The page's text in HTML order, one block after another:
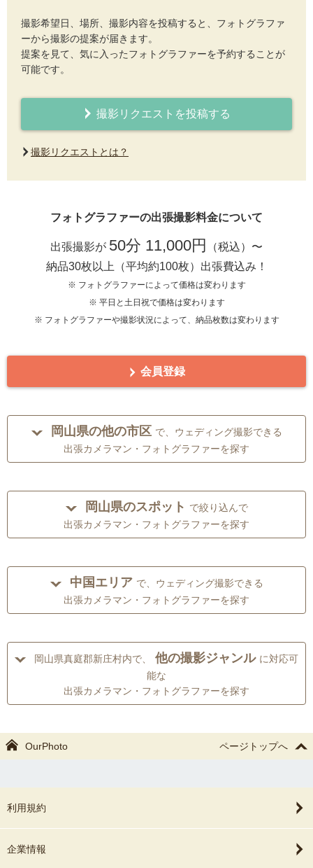
撮影希望日、場所、撮影内容を投稿すると、フォトグラファ
ーから撮影の提案が届きます。
提案を見て、気に入ったフォトグラファーを予約することが
可能です。
撮影リクエストを投稿する
撮影リクエストとは？
フォトグラファーの出張撮影料金について
出張撮影が 50分 11,000円
（税込）〜
納品30枚以上（平均約100枚）出張費込み！
※ フォトグラファーによって価格は変わります
※ 平日と土日祝で価格は変わります
※ フォトグラファーや撮影状況によって、納品枚数は変わります
会員登録
岡山県の他の市区 で、ウェディング撮影できる
出張カメラマン・フォトグラファーを探す
岡山県のスポット で絞り込んで
出張カメラマン・フォトグラファーを探す
中国エリア で、ウェディング撮影できる
出張カメラマン・フォトグラファーを探す
岡山県真庭郡新庄村内で、 他の撮影ジャンル に対応可
能な
出張カメラマン・フォトグラファーを探す
OurPhoto ページトップへ
利用規約
企業情報